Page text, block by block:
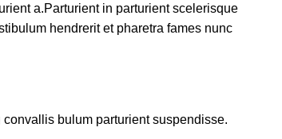
a.Parturient in parturient scelerisque
hendrerit et pharetra fames nunc
bulum parturient suspendisse.